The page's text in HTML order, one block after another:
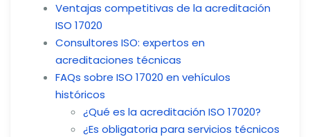
Ventajas competitivas de la acreditación
ISO 17020
Consultores ISO: expertos en
acreditaciones técnicas
FAQs sobre ISO 17020 en vehículos
históricos
¿Qué es la acreditación ISO 17020?
¿Es obligatoria para servicios técnicos